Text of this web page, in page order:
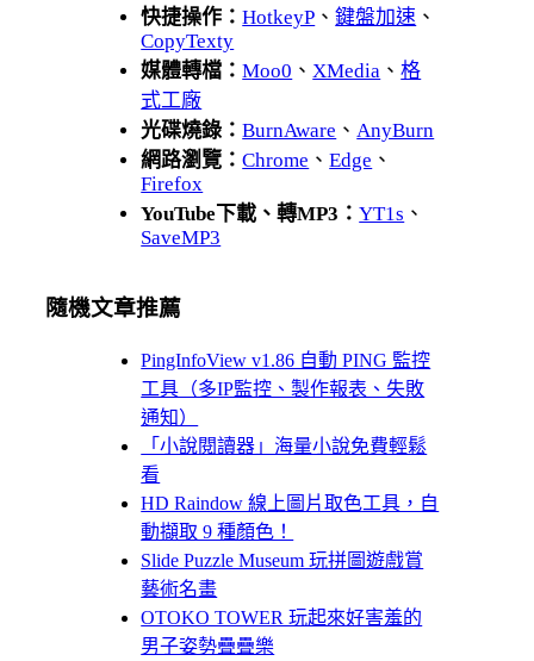
快捷操作：HotkeyP 、鍵盤加速 、
CopyTexty
媒體轉檔：Moo0 、 XMedia 、格
式工廠
光碟燒錄：BurnAware 、 AnyBurn
網路瀏覽：Chrome 、Edge 、
Firefox
YouTube下載、轉MP3：YT1s 、
SaveMP3
隨機文章推薦
PingInfoView v1.86 自動 PING 監控
工具（多IP監控、製作報表、失敗
通知）
「小說閱讀器」海量小說免費輕鬆
看
HD Raindow 線上圖片取色工具，自
動擷取 9 種顏色！
Slide Puzzle Museum 玩拼圖遊戲賞
藝術名畫
OTOKO TOWER 玩起來好害羞的
男子姿勢疊疊樂